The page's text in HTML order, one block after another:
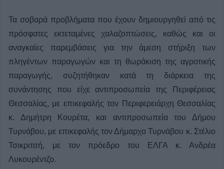
Τα σοβαρά προβλήματα που έχουν δημιουργηθεί από τις
πρόσφατες εκτεταμένες χαλαζοπτώσεις, καθώς και οι
αναγκαίες παρεμβάσεις για την άμεση στήριξη των
πληγέντων παραγωγών και τη θωράκιση της αγροτικής
παραγωγής, συζητήθηκαν κατά τη διάρκεια της
συνάντησης που είχε αντιπροσωπεία της Περιφέρειας
Θεσσαλίας, με επικεφαλής τον Περιφερειάρχη Θεσσαλίας
κ. Δημήτρη Κουρέτα, και αντιπροσωπεία του Δήμου
Τυρνάβου, με επικεφαλής τον Δήμαρχο Τυρνάβου κ. Στέλιο
Τσικριτσή, με τον πρόεδρο του ΕΛΓΑ κ. Ανδρέα
Λυκουρέντζο.